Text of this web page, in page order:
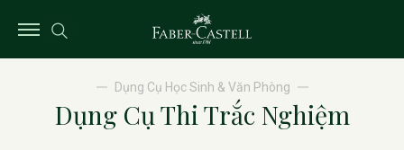
Dụng Cụ Học Sinh & Văn Phòng
Dụng Cụ Thi Trắc Nghiệm